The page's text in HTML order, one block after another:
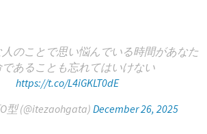
のことで思い悩んでいる時間があなた
であることも忘れてはいけない
https://t.co/L4iGKLT0dE
型 (@itezaohgata) December 26, 2025